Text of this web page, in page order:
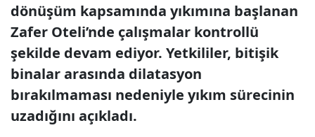
dönüşüm kapsamında yıkımına başlanan
Zafer Oteli’nde çalışmalar kontrollü
şekilde devam ediyor. Yetkililer, bitişik
binalar arasında dilatasyon
bırakılmaması nedeniyle yıkım sürecinin
uzadığını açıkladı.